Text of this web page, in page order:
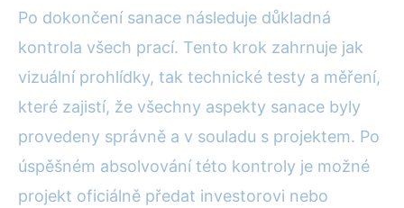
Po dokončení sanace následuje důkladná
kontrola všech prací. Tento krok zahrnuje jak
vizuální prohlídky, tak technické testy a měření,
které zajistí, že všechny aspekty sanace byly
provedeny správně a v souladu s projektem. Po
úspěšném absolvování této kontroly je možné
projekt oficiálně předat investorovi nebo